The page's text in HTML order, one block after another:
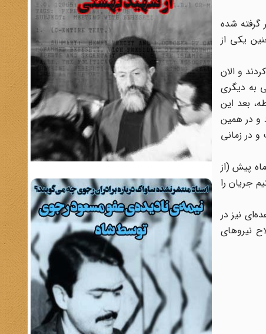
گرفته شده
یکی از
و الان
به دیگری
بعد این
و در همین
و در زمانی
پیش (از
جریان را
نیز در
نیروهای